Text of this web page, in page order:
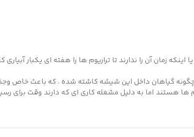
زمان آن را ندارند تا تراریوم ها را هفته ای یکبار
چگونه گیاهان داخل این شیشه کاشته شده ، که باعث
ها هستند اما به دلیل مشغله کاری ای که دارند وقت برای